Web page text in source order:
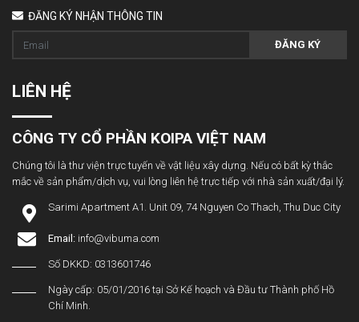
ĐĂNG KÝ NHẬN THÔNG TIN
ĐĂNG KÝ
LIÊN HỆ
CÔNG TY CỔ PHẦN KOIPA VIỆT NAM
Chúng tôi là thư viện trực tuyến về vật liệu xây dựng. Nếu có bất kỳ thắc
mắc về sản phẩm/dịch vụ, vui lòng liên hệ trực tiếp với nhà sản xuất/đại lý.
Sarimi Apartment A1. Unit 09, 74 Nguyen Co Thach, Thu Duc City
Email: info@vibuma.com
Số DKKD: 0313601746
Ngày cấp: 05/01/2016 tại Sở Kế hoạch và Đầu tư Thành phố Hồ
Chí Minh.